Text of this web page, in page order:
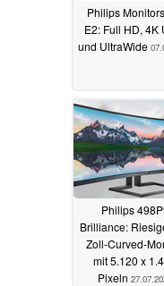
Philips
E2: Full HD, 4K
und UltraWide
Philips
Brilliance:
Zoll-Curved-
mit 5.120 x
Pixeln